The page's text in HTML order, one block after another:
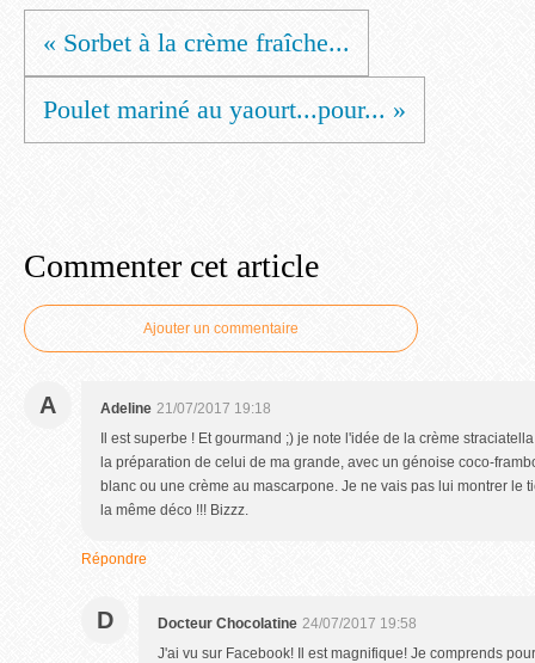
« Sorbet à la crème fraîche...
Poulet mariné au yaourt...pour... »
Commenter cet article
Ajouter un commentaire
A Adeline 21/07/2017 19:18
Il est superbe ! Et gourmand ;) je note l'idée de la crème
la préparation de celui de ma grande, avec un génoise coco-
blanc ou une crème au mascarpone. Je ne vais pas lui montrer le
la même déco !!! Bizzz.
Répondre
D Docteur Chocolatine 24/07/2017 19:58
J'ai vu sur Facebook! Il est magnifique! Je comprends